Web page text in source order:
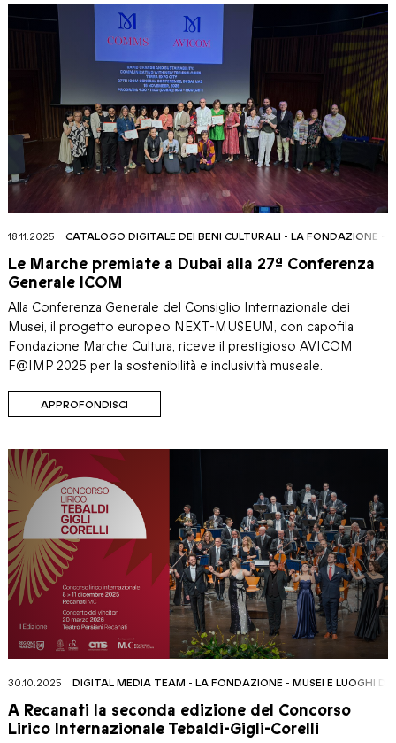
18.11.2025 CATALOGO DIGITALE DEI BENI CULTURALI - LA FONDAZIONE
Le Marche premiate a Dubai alla 27ª Conferenza
Generale ICOM
Alla Conferenza Generale del Consiglio Internazionale dei
Musei, il progetto europeo NEXT-MUSEUM, con capofila
Fondazione Marche Cultura, riceve il prestigioso AVICOM
F@IMP 2025 per la sostenibilità e inclusività museale.
APPROFONDISCI
30.10.2025 DIGITAL MEDIA TEAM - LA FONDAZIONE - MUSEI E LUOGHI
A Recanati la seconda edizione del Concorso
Lirico Internazionale Tebaldi-Gigli-Corelli